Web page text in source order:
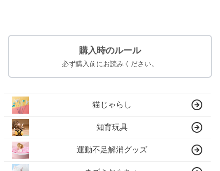
購入時のルール
必ず購入前にお読みください。
猫じゃらし
知育玩具
運動不足解消グッズ